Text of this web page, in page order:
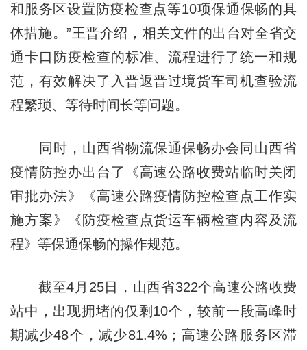
和服务区设置防疫检查点等10项保通保畅的具
体措施。”王晋介绍，相关文件的出台对全省交
通卡口防疫检查的标准、流程进行了统一和规
范，有效解决了入晋返晋过境货车司机查验流
程繁琐、等待时间长等问题。
同时，山西省物流保通保畅办会同山西省
疫情防控办出台了《高速公路收费站临时关闭
审批办法》《高速公路疫情防控检查点工作实
施方案》《防疫检查点货运车辆检查内容及流
程》等保通保畅的操作规范。
截至4月25日，山西省322个高速公路收费
站中，出现拥堵的仅剩10个，较前一段高峰时
期减少48个，减少81.4%；高速公路服务区滞